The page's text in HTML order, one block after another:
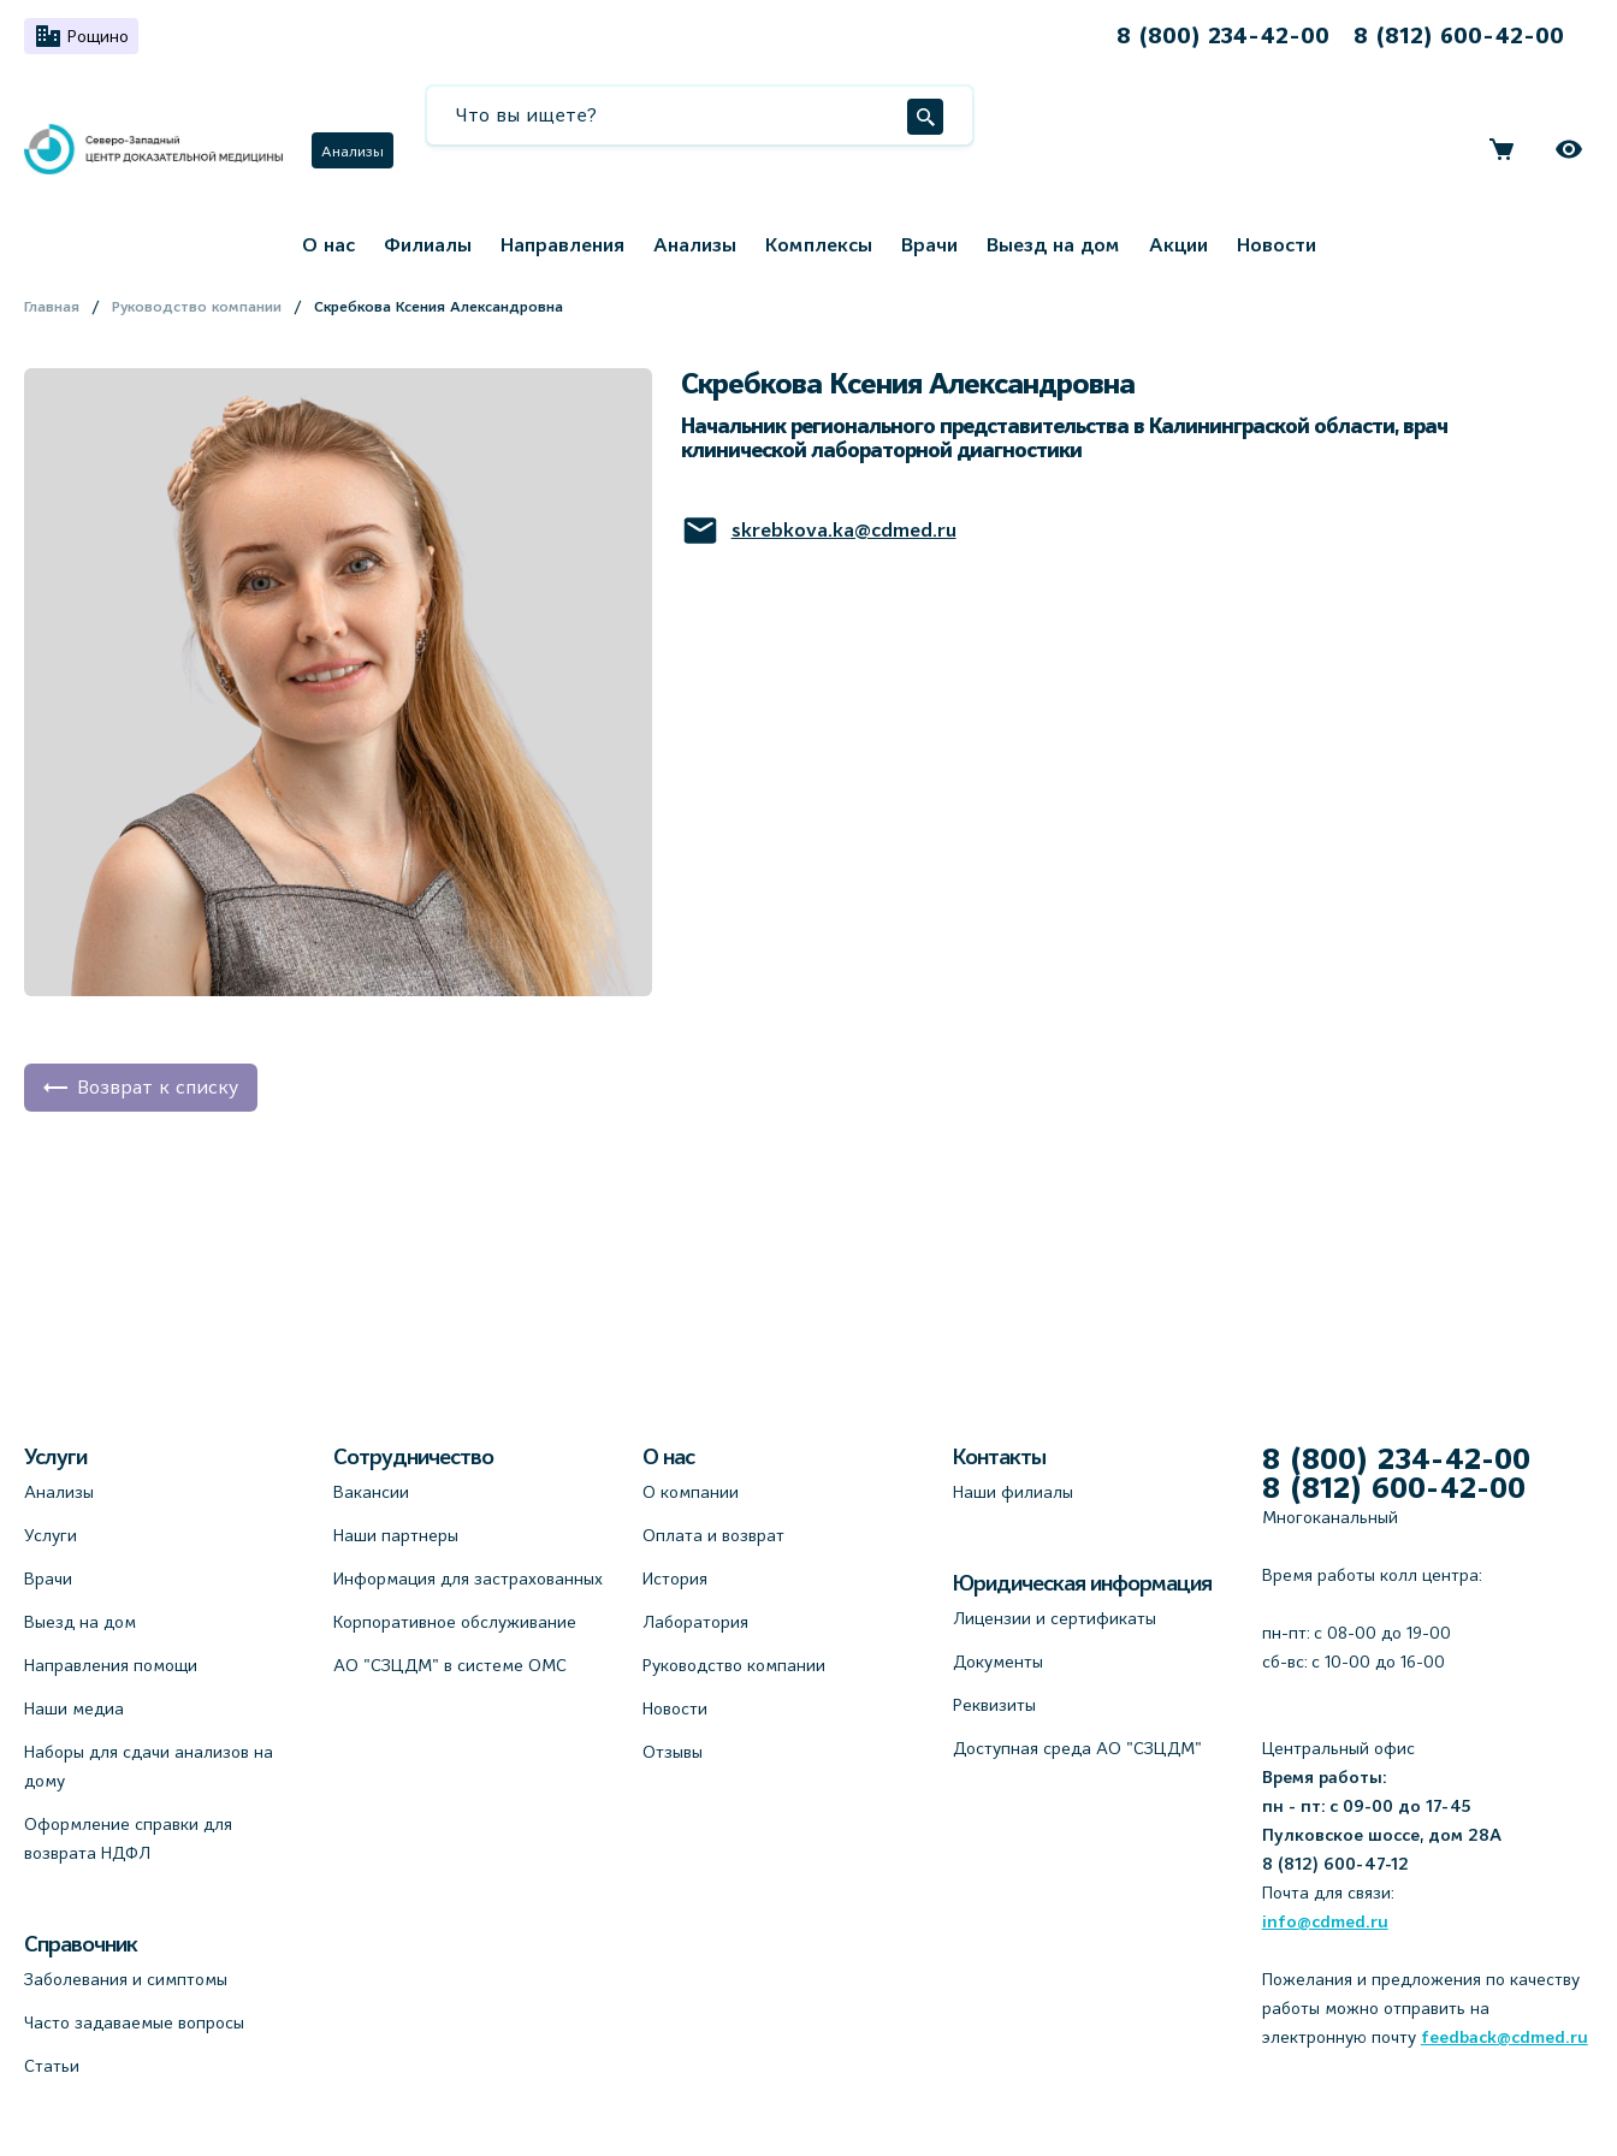
Рощино 8 (800) 234-42-00 8 (812) 600-42-00
Анализы
О нас Филиалы Направления Анализы Комплексы Врачи Выезд на дом Акции Новости
Главная Руководство компании Скребкова Ксения Александровна
Скребкова Ксения Александровна
Начальник регионального представительства в Калининграской области, врач
клинической лабораторной диагностики
skrebkova.ka@cdmed.ru
Возврат к списку
Услуги
Анализы
Услуги
Врачи
Выезд на дом
Направления помощи
Наши медиа
Наборы для сдачи анализов на
дому
Оформление справки для
возврата НДФЛ
Справочник
Заболевания и симптомы
Часто задаваемые вопросы
Статьи
Сотрудничество
Вакансии
Наши партнеры
Информация для застрахованных
Корпоративное обслуживание
АО "СЗЦДМ" в системе ОМС
О нас
О компании
Оплата и возврат
История
Лаборатория
Руководство компании
Новости
Отзывы
Контакты
Наши филиалы
Юридическая информация
Лицензии и сертификаты
Документы
Реквизиты
Доступная среда АО "СЗЦДМ"
8 (800) 234-42-00
8 (812) 600-42-00
Многоканальный
Время работы колл центра:
пн-пт: c 08-00 до 19-00
сб-вс: с 10-00 до 16-00
Центральный офис
Время работы:
пн - пт: с 09-00 до 17-45
Пулковское шоссе, дом 28А
8 (812) 600-47-12
Почта для связи:
info@cdmed.ru
Пожелания и предложения по качеству
работы можно отправить на
электронную почту feedback@cdmed.ru